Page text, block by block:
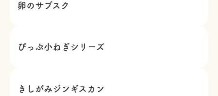
卵のサブスク
ぴっぷ小ねぎシリーズ
きしがみジンギスカン